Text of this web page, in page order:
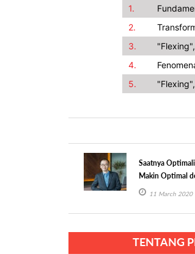
1.
2.
3.
4.
5.
Saatnya
Makin Optimal
11 March 2020
TENTANG